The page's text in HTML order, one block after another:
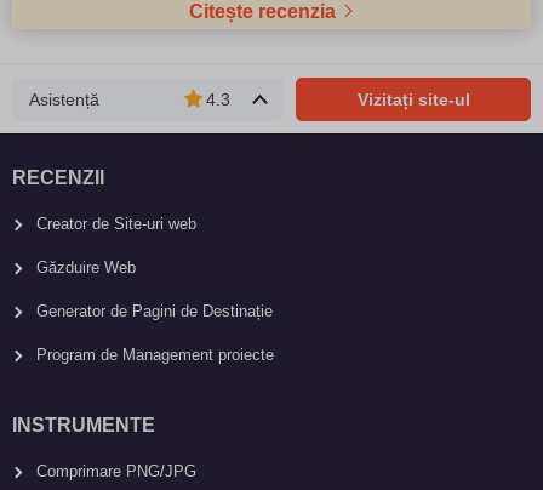
Citește recenzia
Asistență 4.3 Vizitați site-ul
RECENZII
Creator de Site-uri web
Găzduire Web
Generator de Pagini de Destinație
Program de Management proiecte
INSTRUMENTE
Comprimare PNG/JPG